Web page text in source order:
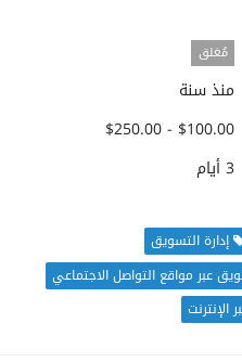
مُغلق
منذ سنة
$100.00 - $250.00
3 أيام
إدارة التسويق
عبر مواقع التواصل الاجتماعي
الإنترنت